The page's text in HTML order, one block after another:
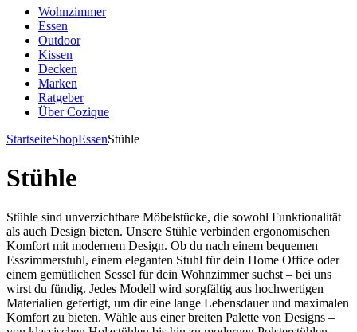
Wohnzimmer
Essen
Outdoor
Kissen
Decken
Marken
Ratgeber
Über Cozique
StartseiteShopEssenStühle
Stühle
Stühle sind unverzichtbare Möbelstücke, die sowohl Funktionalität
als auch Design bieten. Unsere Stühle verbinden ergonomischen
Komfort mit modernem Design. Ob du nach einem bequemen
Esszimmerstuhl, einem eleganten Stuhl für dein Home Office oder
einem gemütlichen Sessel für dein Wohnzimmer suchst – bei uns
wirst du fündig. Jedes Modell wird sorgfältig aus hochwertigen
Materialien gefertigt, um dir eine lange Lebensdauer und maximalen
Komfort zu bieten. Wähle aus einer breiten Palette von Designs –